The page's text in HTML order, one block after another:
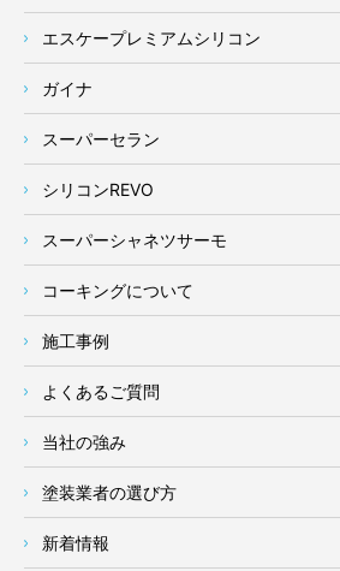
エスケープレミアムシリコン
ガイナ
スーパーセラン
シリコンREVO
スーパーシャネツサーモ
コーキングについて
施工事例
よくあるご質問
当社の強み
塗装業者の選び方
新着情報